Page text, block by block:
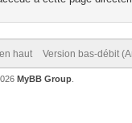
haut Version bas-débit
MyBB Group.